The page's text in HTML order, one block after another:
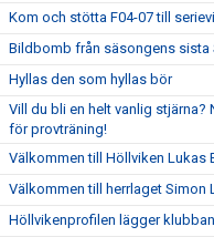
Kom och stötta F04-07 till
Bildbomb från säsongens sista
Hyllas den som hyllas bör
Vill du bli en helt vanlig
för provträning!
Välkommen till Höllviken Lukas
Välkommen till herrlaget Simon
Höllvikenprofilen lägger